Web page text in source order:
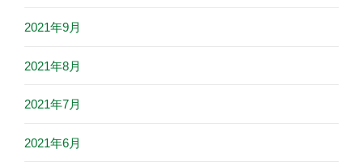
2021年9月
2021年8月
2021年7月
2021年6月